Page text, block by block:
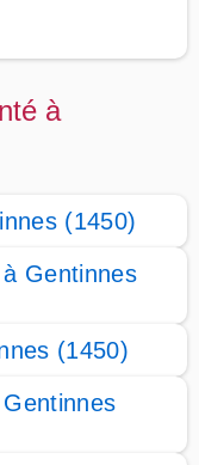
à
(1450)
Gentinnes
(1450)